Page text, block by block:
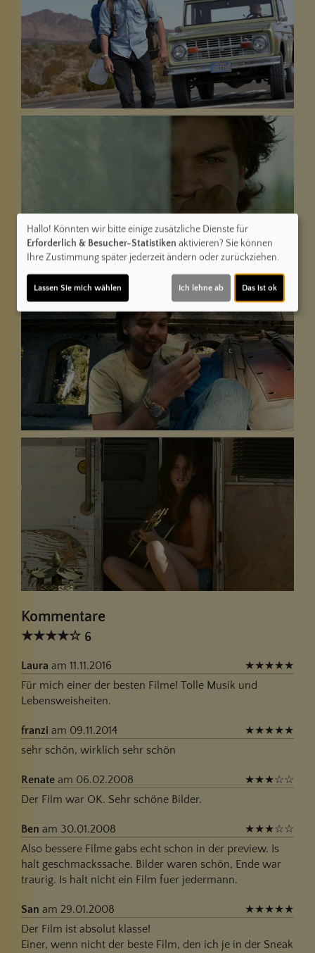
Kommentare
★★★★☆ 6
Laura am 11.11.2016 ★★★★★
Für mich einer der besten Filme! Tolle Musik und
Lebensweisheiten.
franzi am 09.11.2014 ★★★★★
sehr schön, wirklich sehr schön
Renate am 06.02.2008 ★★★☆☆
Der Film war OK. Sehr schöne Bilder.
Ben am 30.01.2008 ★★★☆☆
Also bessere Filme gabs echt schon in der preview. Is
halt geschmackssache. Bilder waren schön, Ende war
traurig. Is halt nicht ein Film fuer jedermann.
San am 29.01.2008 ★★★★★
Der Film ist absolut klasse!
Einer, wenn nicht der beste Film, den ich je in der Sneak
Hallo! Könnten wir bitte einige zusätzliche Dienste für
Erforderlich & Besucher-Statistiken aktivieren? Sie können
Ihre Zustimmung später jederzeit ändern oder zurückziehen.
Lassen Sie mich wählen Ich lehne ab Das ist ok